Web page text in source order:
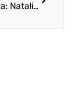
Entrevista: Natalia Rico, participante en el proyecto de voluntariado corporativo de Grupo Antena 3